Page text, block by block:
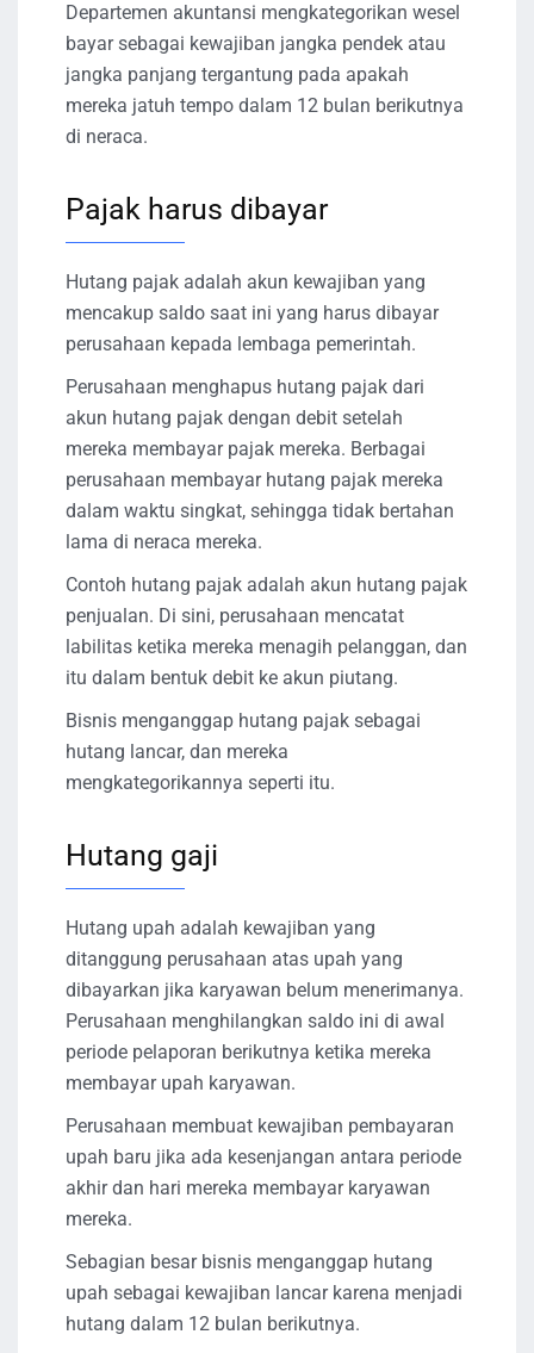
Departemen akuntansi mengkategorikan wesel
bayar sebagai kewajiban jangka pendek atau
jangka panjang tergantung pada apakah
mereka jatuh tempo dalam 12 bulan berikutnya
di neraca.
Pajak harus dibayar
Hutang pajak adalah akun kewajiban yang
mencakup saldo saat ini yang harus dibayar
perusahaan kepada lembaga pemerintah.
Perusahaan menghapus hutang pajak dari
akun hutang pajak dengan debit setelah
mereka membayar pajak mereka. Berbagai
perusahaan membayar hutang pajak mereka
dalam waktu singkat, sehingga tidak bertahan
lama di neraca mereka.
Contoh hutang pajak adalah akun hutang pajak
penjualan. Di sini, perusahaan mencatat
labilitas ketika mereka menagih pelanggan, dan
itu dalam bentuk debit ke akun piutang.
Bisnis menganggap hutang pajak sebagai
hutang lancar, dan mereka
mengkategorikannya seperti itu.
Hutang gaji
Hutang upah adalah kewajiban yang
ditanggung perusahaan atas upah yang
dibayarkan jika karyawan belum menerimanya.
Perusahaan menghilangkan saldo ini di awal
periode pelaporan berikutnya ketika mereka
membayar upah karyawan.
Perusahaan membuat kewajiban pembayaran
upah baru jika ada kesenjangan antara periode
akhir dan hari mereka membayar karyawan
mereka.
Sebagian besar bisnis menganggap hutang
upah sebagai kewajiban lancar karena menjadi
hutang dalam 12 bulan berikutnya.